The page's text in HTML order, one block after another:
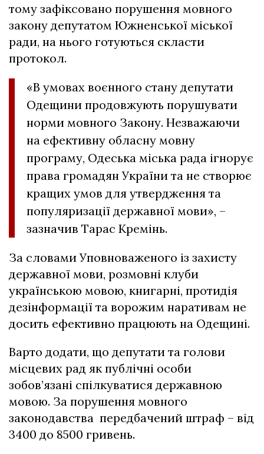
тому зафіксовано порушення мовного
закону депутатом Южненської міської
ради, на нього готуються скласти
протокол.
«В умовах воєнного стану депутати
Одещини продовжують порушувати
норми мовного Закону. Незважаючи
на ефективну обласну мовну
програму, Одеська міська рада ігнорує
права громадян України та не створює
кращих умов для утвердження та
популяризації державної мови», –
зазначив Тарас Кремінь.
За словами Уповноваженого із захисту
державної мови, розмовні клуби
українською мовою, книгарні, протидія
дезінформації та ворожим наративам не
досить ефективно працюють на Одещині.
Варто додати, що депутати та голови
місцевих рад як публічні особи
зобов’язані спілкуватися державною
мовою. За порушення мовного
законодавства передбачений штраф – від
3400 до 8500 гривень.